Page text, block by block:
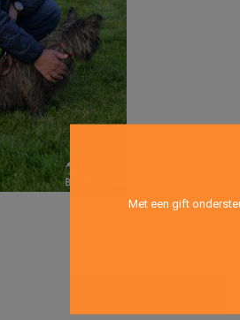
Met een gift